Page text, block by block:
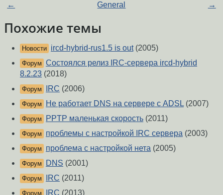
← General →
Похожие темы
Новости ircd-hybrid-rus1.5 is out(2005)
Форум Состоялся релиз IRC-сервера ircd-hybrid
8.2.23 (2018)
Форум IRC (2006)
Форум Не работает DNS на сервере с ADSL (2007)
Форум PPTP маленькая скорость (2011)
Форум проблемы с настройкой IRC сервера (2003)
Форум проблема с настройкой нета (2005)
Форум DNS (2001)
Форум IRC (2011)
Форум IRC (2013)